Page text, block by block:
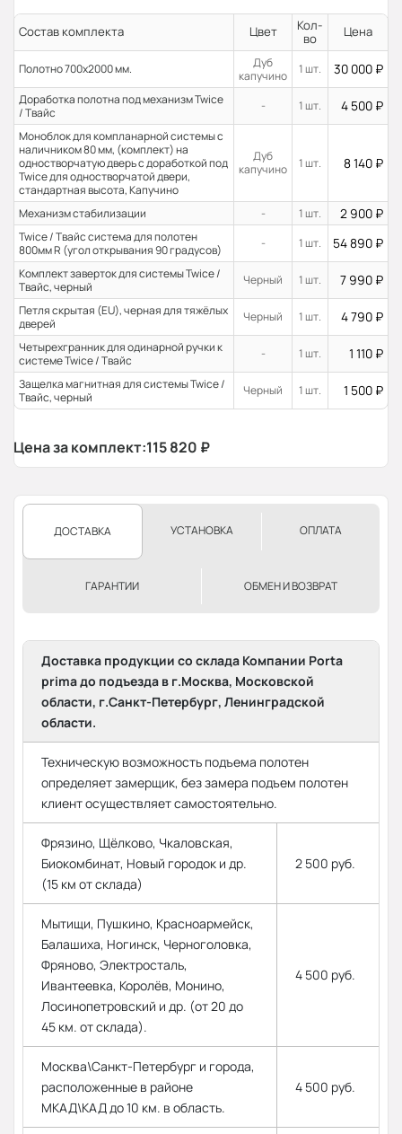
Состав комплекта Цвет
Кол-
во
Цена
Полотно 700x2000 мм.
Дуб
капучино
1 шт. 30 000 ₽
Доработка полотна под механизм Twice
/ Твайс
- 1 шт. 4 500 ₽
Моноблок для компланарной системы с
наличником 80 мм, (комплект) на
одностворчатую дверь с доработкой под
Twice для одностворчатой двери,
стандартная высота, Капучино
Дуб
капучино
1 шт. 8 140 ₽
Механизм стабилизации - 1 шт. 2 900 ₽
Twice / Твайс система для полотен
800мм R (угол открывания 90 градусов)
- 1 шт. 54 890 ₽
Комплект заверток для системы Twice /
Твайс, черный
Черный 1 шт. 7 990 ₽
Петля скрытая (EU), черная для тяжёлых
дверей
Черный 1 шт. 4 790 ₽
Четырехгранник для одинарной ручки к
системе Twice / Твайс
- 1 шт. 1 110 ₽
Защелка магнитная для системы Twice /
Твайс, черный
Черный 1 шт. 1 500 ₽
Цена за комплект:115 820 ₽
ДОСТАВКА УСТАНОВКА ОПЛАТА
ГАРАНТИИ ОБМЕН И ВОЗВРАТ
Доставка продукции со склада Компании Porta
prima до подъезда в г.Москва, Московской
области, г.Санкт-Петербург, Ленинградской
области.
Техническую возможность подъема полотен
определяет замерщик, без замера подъем полотен
клиент осуществляет самостоятельно.
Фрязино, Щёлково, Чкаловская,
Биокомбинат, Новый городок и др.
(15 км от склада)
2 500 руб.
Мытищи, Пушкино, Красноармейск,
Балашиха, Ногинск, Черноголовка,
Фряново, Электросталь,
Ивантеевка, Королёв, Монино,
Лосинопетровский и др. (от 20 до
45 км. от склада).
4 500 руб.
Москва\Санкт-Петербург и города,
расположенные в районе
МКАД\КАД до 10 км. в область.
4 500 руб.